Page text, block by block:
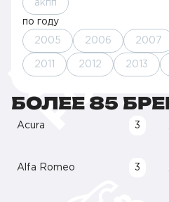
акпп
по году
2005 2006 2007
2011 2012 2013
БОЛЕЕ 85
Acura 3
Alfa Romeo 3